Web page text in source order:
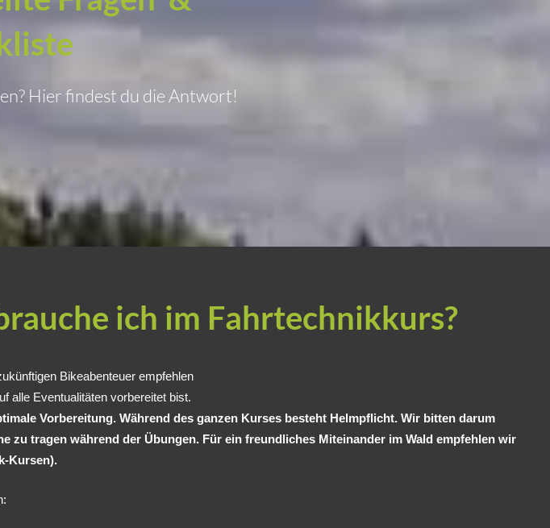
Hier findest du die Antwort!
ich im Fahrtechnikkurs?
Bikeabenteuer empfehlen
alle Eventualitäten vorbereitet bist.
Vorbereitung. Während des ganzen Kurses besteht Helmpflicht. Wir bitten darum
zu tragen während der Übungen. Für ein freundliches Miteinander im Wald empfehlen wir
Kursen).